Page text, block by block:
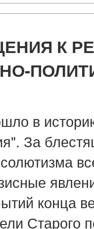
К
в
За
конца
Старого